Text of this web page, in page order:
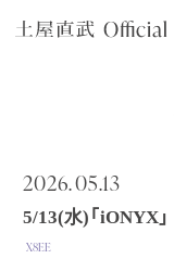
2026.05.13
5/13(水)「iONYX」
X8EE